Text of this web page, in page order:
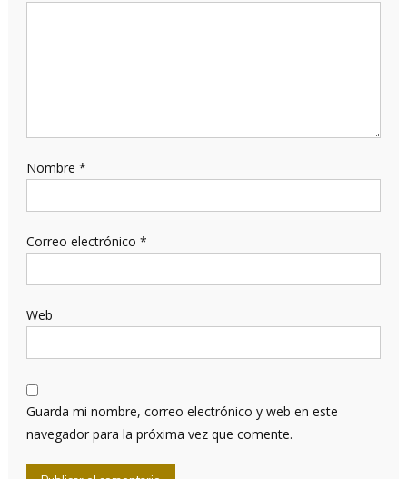
Nombre *
Correo electrónico *
Web
Guarda mi nombre, correo electrónico y web en este
navegador para la próxima vez que comente.